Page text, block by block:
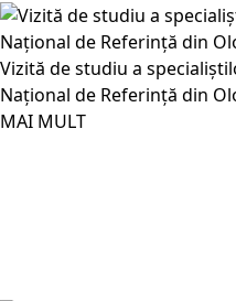
Vizită de studiu a
Național de Referință din
MAI MULT